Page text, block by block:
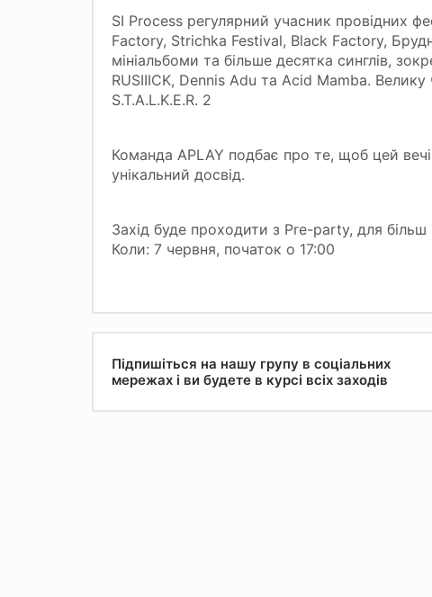
SI Process регулярний учасник провідних
Factory, Strichka Festival, Black Factory,
мініальбоми та більше десятка синглів,
RUSIIIСK, Dennis Adu та Acid Mamba.
S.T.A.L.K.E.R. 2
Команда APLAY подбає про те, щоб цей
унікальний досвід.
Захід буде проходити з Pre-party, для
Коли: 7 червня, початок о 17:00
Підпишіться на нашу групу в соціальних
мережах і ви будете в курсі всіх заходів